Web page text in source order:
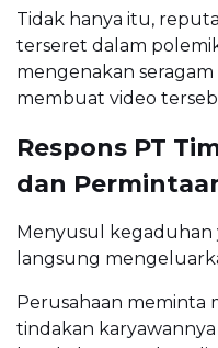
Tidak hanya itu,
terseret dalam
mengenakan
membuat video
Respons PT
dan
Menyusul kegaduhan
langsung
Perusahaan meminta
tindakan